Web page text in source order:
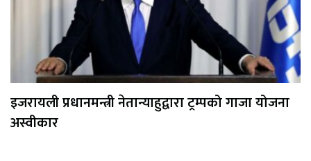
इजरायली प्रधानमन्त्री नेतान्याहुद्वारा ट्रम्पको गाजा योजना
अस्वीकार